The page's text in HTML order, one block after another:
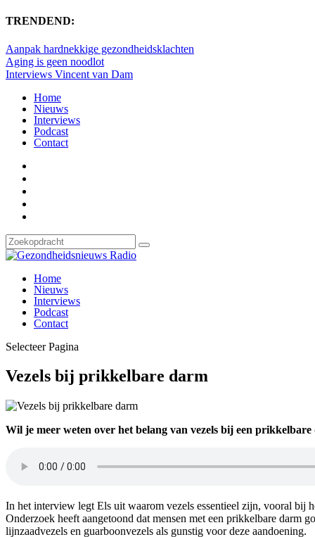
TRENDEND:
Aanpak hardnekkige gezondheidsklachten
Aging is geen noodlot
Interviews Vincent van Dam
Home
Nieuws
Interviews
Podcast
Contact
Home
Nieuws
Interviews
Podcast
Contact
Selecteer Pagina
Vezels bij prikkelbare darm
Wil je meer weten over het belang van vezels bij een
In het interview legt Els uit waarom vezels essentieel zijn, vooral bij
Onderzoek heeft aangetoond dat mensen met een prikkelbare darm
lijnzaadvezels en guarboonvezels als gunstig voor deze aandoening.